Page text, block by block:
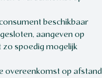
beschikbaar
aangeven op
zo spoedig mogelijk
overeenkomst op afstand